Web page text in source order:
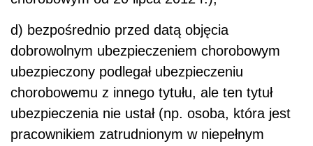
d) bezpośrednio przed datą objęcia
dobrowolnym ubezpieczeniem chorobowym
ubezpieczony podlegał ubezpieczeniu
chorobowemu z innego tytułu, ale ten tytuł
ubezpieczenia nie ustał (np. osoba, która jest
pracownikiem zatrudnionym w niepełnym